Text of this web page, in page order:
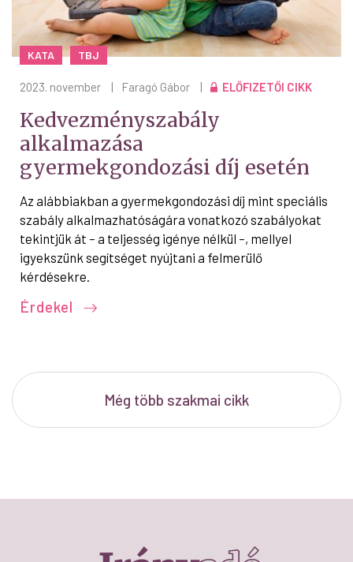
KATA TBJ
2023. november | Faragó Gábor | ELŐFIZETŐI CIKK
Kedvezményszabály
alkalmazása
gyermekgondozási díj esetén
Az alábbiakban a gyermekgondozási díj mint speciális
szabály alkalmazhatóságára vonatkozó szabályokat
tekintjük át – a teljesség igénye nélkül –, mellyel
igyekszünk segítséget nyújtani a felmerülő
kérdésekre.
Érdekel
Még több szakmai cikk